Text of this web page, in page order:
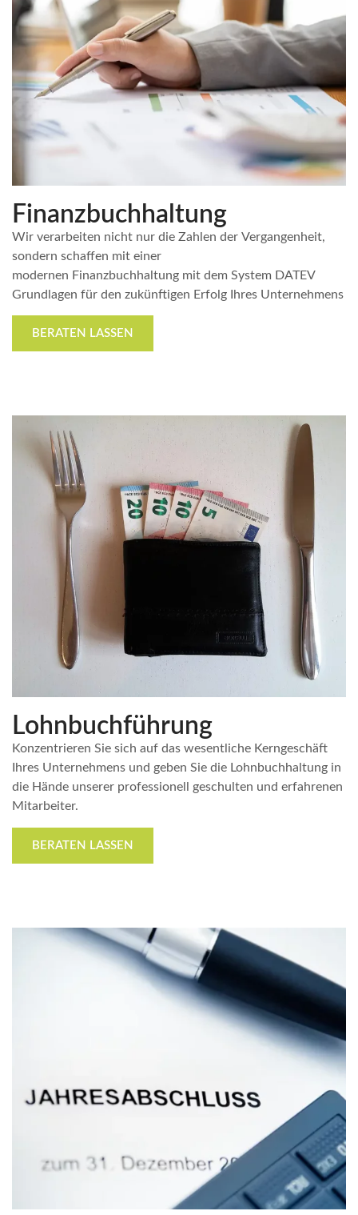
Finanzbuchhaltung
Wir verarbeiten nicht nur die Zahlen der Vergangenheit,
sondern schaffen mit einer
modernen Finanzbuchhaltung mit dem System DATEV
Grundlagen für den zukünftigen Erfolg Ihres Unternehmens
BERATEN LASSEN
Lohnbuchführung
Konzentrieren Sie sich auf das wesentliche Kerngeschäft
Ihres Unternehmens und geben Sie die Lohnbuchhaltung in
die Hände unserer professionell geschulten und erfahrenen
Mitarbeiter.
BERATEN LASSEN